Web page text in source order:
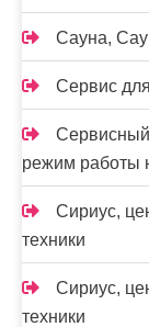
Сауна,
Сервис
Сервисный
режим работы
Сириус,
техники
Сириус,
техники